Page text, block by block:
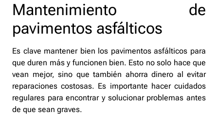
Mantenimiento de
pavimentos asfálticos
Es clave mantener bien los pavimentos asfálticos para
que duren más y funcionen bien. Esto no solo hace que
vean mejor, sino que también ahorra dinero al evitar
reparaciones costosas. Es importante hacer cuidados
regulares para encontrar y solucionar problemas antes
de que sean graves.